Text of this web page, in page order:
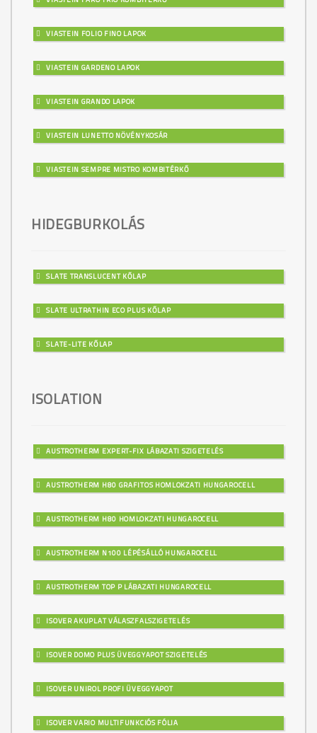
VIASTEIN FOLIO FINO LAPOK
VIASTEIN GARDENO LAPOK
VIASTEIN GRANDO LAPOK
VIASTEIN LUNETTO NÖVÉNYKOSÁR
VIASTEIN SEMPRE MISTRO KOMBITÉRKŐ
HIDEGBURKOLÁS
SLATE TRANSLUCENT KŐLAP
SLATE ULTRATHIN ECO PLUS KŐLAP
SLATE-LITE KŐLAP
ISOLATION
AUSTROTHERM EXPERT-FIX LÁBAZATI SZIGETELÉS
AUSTROTHERM H80 GRAFITOS HOMLOKZATI HUNGAROCELL
AUSTROTHERM H80 HOMLOKZATI HUNGAROCELL
AUSTROTHERM N100 LÉPÉSÁLLÓ HUNGAROCELL
AUSTROTHERM TOP P LÁBAZATI HUNGAROCELL
ISOVER AKUPLAT VÁLASZFALSZIGETELÉS
ISOVER DOMO PLUS ÜVEGGYAPOT SZIGETELÉS
ISOVER UNIROL PROFI ÜVEGGYAPOT
ISOVER VARIO MULTIFUNKCIÓS FÓLIA